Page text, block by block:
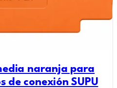
naranja para
de conexión SUPU